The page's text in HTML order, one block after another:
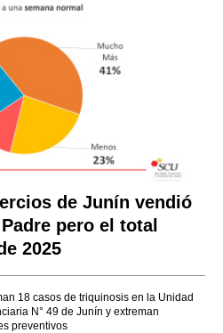
de Junín vendió
pero el total
2025
18 casos de triquinosis en la Unidad
N° 49 de Junín y extreman
preventivos